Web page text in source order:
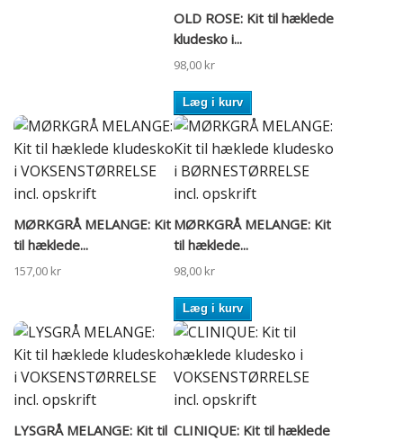
OLD ROSE: Kit til hæklede
kludesko i...
98,00 kr
Læg i kurv
MØRKGRÅ MELANGE: Kit
til hæklede...
157,00 kr
MØRKGRÅ MELANGE: Kit
til hæklede...
98,00 kr
Læg i kurv
LYSGRÅ MELANGE: Kit til CLINIQUE: Kit til hæklede